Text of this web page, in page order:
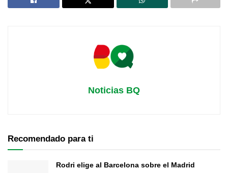
Noticias BQ
Recomendado para ti
Rodri elige al Barcelona sobre el Madrid